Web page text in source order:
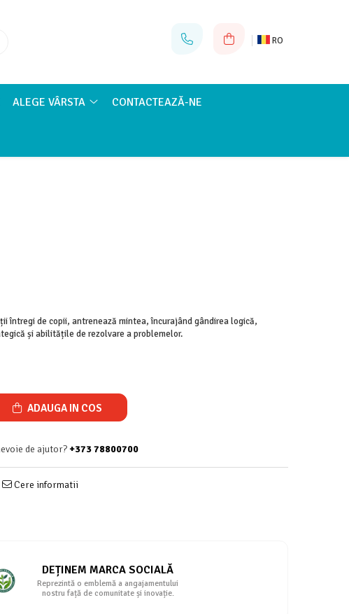
RO
ALEGE VÂRSTA CONTACTEAZĂ-NE
întregi de copii, antrenează mintea, încurajând gândirea logică,
și abilitățile de rezolvare a problemelor.
ADAUGA IN COS
de ajutor?+373 78800700
Cere informatii
DEȚINEM MARCA SOCIALĂ
Reprezintă o emblemă a angajamentului
nostru față de comunitate și inovație.